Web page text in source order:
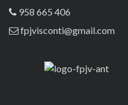
958 665 406
fpjvisconti@gmail.com